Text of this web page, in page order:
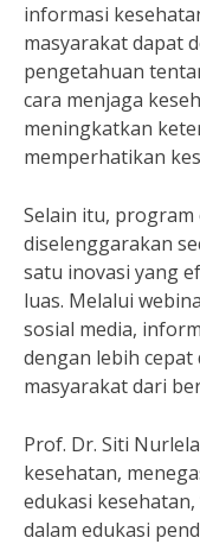
informasi
masyarakat dapat
pengetahuan
cara menjaga
meningkatkan
memperhatikan
Selain itu,
diselenggarakan
satu inovasi yang
luas. Melalui
sosial media,
dengan lebih cepat
masyarakat dari
Prof. Dr. Siti
kesehatan,
edukasi
dalam edukasi